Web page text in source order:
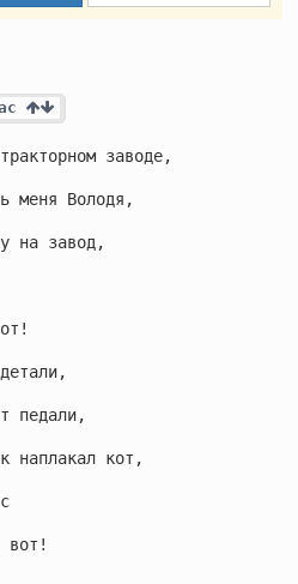
заводе,
меня Володя,
на завод,
педали,
наплакал кот,
вот!